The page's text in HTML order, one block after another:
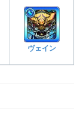
ヴェイン